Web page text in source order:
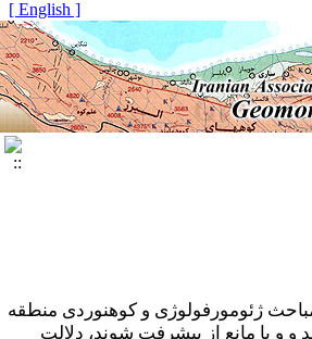
[ English ]
ژئومورفولوژی و کوهنوردی منطقه
و یا مانع از پیشرفت شوند، دلالت